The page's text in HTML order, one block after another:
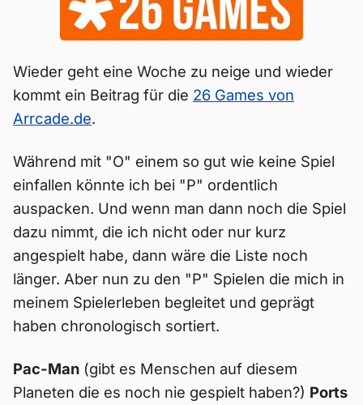
Wieder geht eine Woche zu neige und wieder
kommt ein Beitrag für die 26 Games von
Arrcade.de.
Während mit "O" einem so gut wie keine Spiel
einfallen könnte ich bei "P" ordentlich
auspacken. Und wenn man dann noch die Spiel
dazu nimmt, die ich nicht oder nur kurz
angespielt habe, dann wäre die Liste noch
länger. Aber nun zu den "P" Spielen die mich in
meinem Spielerleben begleitet und geprägt
haben chronologisch sortiert.
Pac-Man (gibt es Menschen auf diesem
Planeten die es noch nie gespielt haben?) Ports